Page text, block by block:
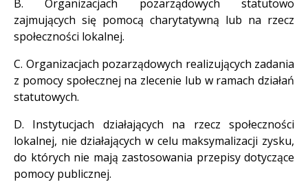
B. Organizacjach pozarządowych statutowo
zajmujących się pomocą charytatywną lub na rzecz
społeczności lokalnej.
C. Organizacjach pozarządowych realizujących zadania
z pomocy społecznej na zlecenie lub w ramach działań
statutowych.
D. Instytucjach działających na rzecz społeczności
lokalnej, nie działających w celu maksymalizacji zysku,
do których nie mają zastosowania przepisy dotyczące
pomocy publicznej.